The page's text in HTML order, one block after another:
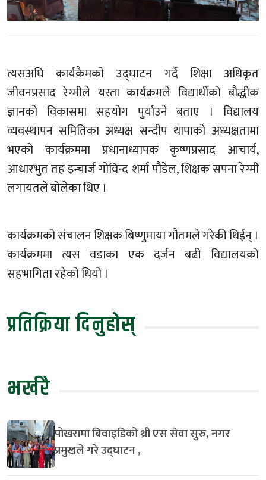
त्यसअघि कार्यकैमको उद्घाटन गर्दै शिक्षा अधिकृत
जीवनप्रसाद रेग्मीले यस्ता कार्यक्रमले विद्यार्थीको बौद्धीक
ज्ञानको विकासमा सहयोग पुर्याउने बताए । विद्यालय
व्यवस्थापन समितिका अध्यक्ष सन्दीप थापाको अध्यक्षतामा
भएको कार्यक्रममा प्रधानाध्यापक कृष्णप्रसाद आचार्य,
आधारभुत तह इन्चार्ज गोविन्द शर्मा पौडेल, शिक्षक सपना रेग्मी
लगायतले बोलेका थिए ।
कार्यक्रमको संचालन शिक्षक बिष्णुमाया गौतमले गरेकी थिईन् ।
कार्यक्रममा त्यस वडाका एक दर्जन बढी विद्यालयको
सहभागिता रहेको थियो ।
प्रतिक्रिया दिनुहोस्
भर्खरै
पोखरामा बिवाइडिको थ्री एस सेवा सुरु, नगर
प्रमुखले गरे उद्घाटन ,